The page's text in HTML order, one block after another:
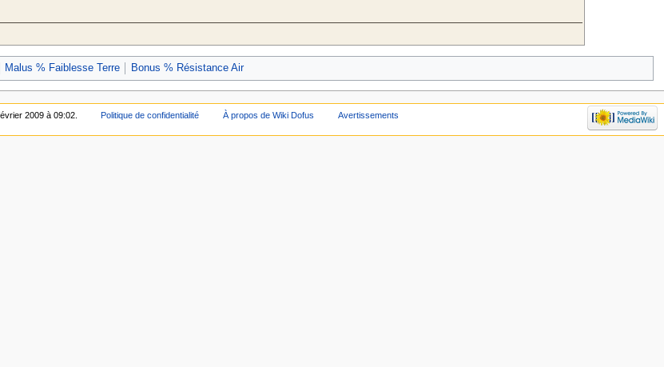
Malus % Faiblesse Terre Bonus % Résistance Air
2009 à 09:02. Politique de confidentialité À propos de Wiki Dofus Avertissements